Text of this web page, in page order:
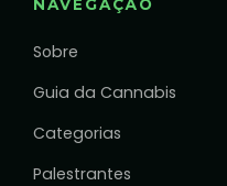
NAVEGAÇÃO
Sobre
Guia da Cannabis
Categorias
Palestrantes